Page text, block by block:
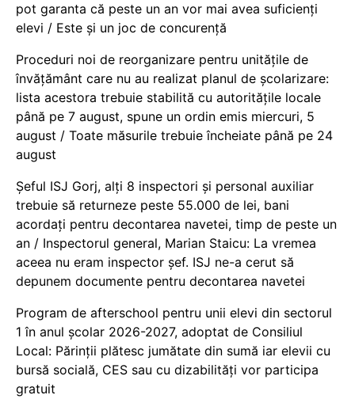
pot garanta că peste un an vor mai avea suficienți
elevi / Este și un joc de concurență
Proceduri noi de reorganizare pentru unitățile de
învățământ care nu au realizat planul de școlarizare:
lista acestora trebuie stabilită cu autoritățile locale
până pe 7 august, spune un ordin emis miercuri, 5
august / Toate măsurile trebuie încheiate până pe 24
august
Șeful ISJ Gorj, alți 8 inspectori și personal auxiliar
trebuie să returneze peste 55.000 de lei, bani
acordați pentru decontarea navetei, timp de peste un
an / Inspectorul general, Marian Staicu: La vremea
aceea nu eram inspector șef. ISJ ne-a cerut să
depunem documente pentru decontarea navetei
Program de afterschool pentru unii elevi din sectorul
1 în anul școlar 2026-2027, adoptat de Consiliul
Local: Părinții plătesc jumătate din sumă iar elevii cu
bursă socială, CES sau cu dizabilităţi vor participa
gratuit